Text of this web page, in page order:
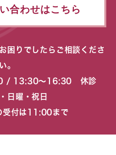
合わせはこちら
困りでしたらご相談くださ
い。
/ 13:30〜16:30 休診
日曜・祝日
受付は11:00まで